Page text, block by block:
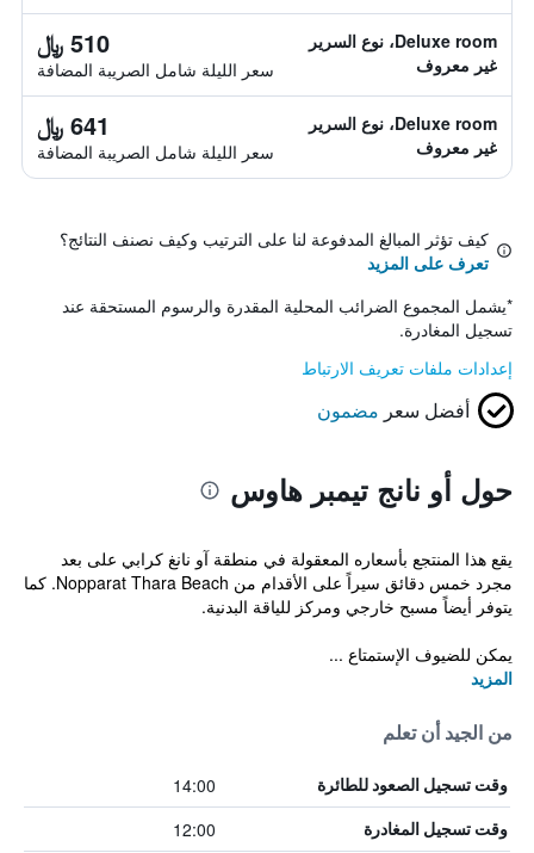
Deluxe room، نوع السرير
غير معروف
510 ﷼
سعر الليلة شامل الصريبة المضافة
Deluxe room، نوع السرير
غير معروف
641 ﷼
سعر الليلة شامل الصريبة المضافة
كيف تؤثر المبالغ المدفوعة لنا على الترتيب وكيف نصنف النتائج؟
تعرف على المزيد
*يشمل المجموع الضرائب المحلية المقدرة والرسوم المستحقة عند
تسجيل المغادرة.
إعدادات ملفات تعريف الارتباط
أفضل سعر مضمون
حول أو نانج تيمبر هاوس
يقع هذا المنتجع بأسعاره المعقولة في منطقة آو نانغ كرابي على بعد
مجرد خمس دقائق سيراً على الأقدام من Nopparat Thara Beach. كما
يتوفر أيضاً مسبح خارجي ومركز للياقة البدنية.
يمكن للضيوف الإستمتاع ...
المزيد
من الجيد أن تعلم
وقت تسجيل الصعود للطائرة 14:00
وقت تسجيل المغادرة 12:00